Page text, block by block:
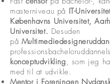
masterniveau på IT-
Københavns Universitet,
Universitet. Desuden
på
konceptudvikling , som jeg
med til at udvikle.
Mentor i Foreningen